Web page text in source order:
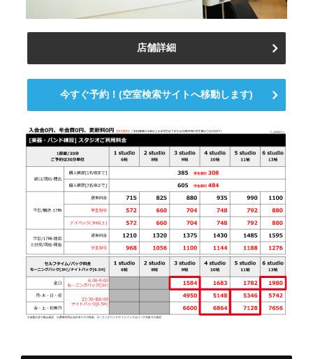
店舗詳細
今すぐ予約！(空室検索サイトへ移動します)